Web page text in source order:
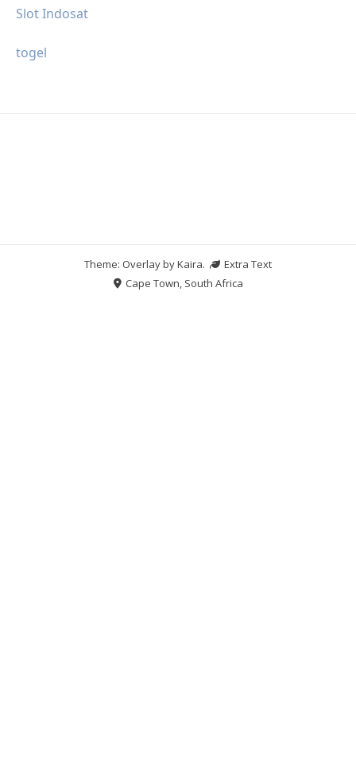
Slot Indosat
togel
Theme: Overlay byKaira.
Extra Text
Cape Town, South Africa